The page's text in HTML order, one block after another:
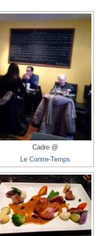
Cadre @
Le Contre-Temps